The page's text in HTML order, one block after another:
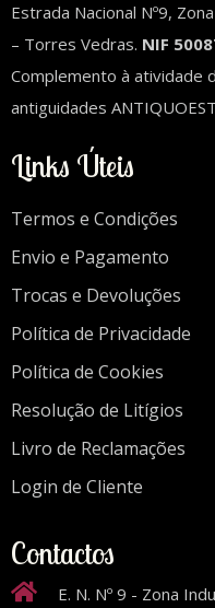
Estrada Nacional Nº9,
– Torres Vedras. NIF
Complemento à atividade
antiguidades
Links Úteis
Termos e Condições
Envio e Pagamento
Trocas e Devoluções
Política de Privacidade
Política de Cookies
Resolução de Litígios
Livro de Reclamações
Login de Cliente
Contactos
E. N. Nº 9 - Zona